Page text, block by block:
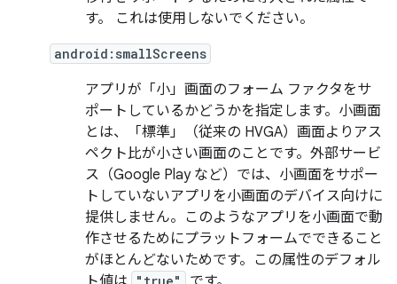
す。 これは使用しないでください。
android:smallScreens
アプリが「小」画面のフォーム ファクタをサ
ポートしているかどうかを指定します。小画面
とは、「標準」（従来の HVGA）画面よりアス
ペクト比が小さい画面のことです。外部サービ
ス（Google Play など）では、小画面をサポー
トしていないアプリを小画面のデバイス向けに
提供しません。このようなアプリを小画面で動
作させるためにプラットフォームでできること
がほとんどないためです。この属性のデフォル